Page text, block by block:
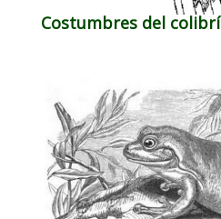
Costumbres del colibrí